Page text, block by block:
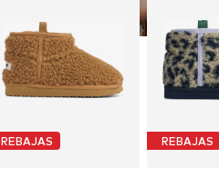
REBAJAS REBAJAS